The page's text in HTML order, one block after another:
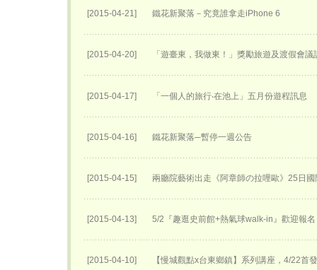
[2015-04-21] 鐵花新聚落－究竟誰拿走iPhone 6
[2015-04-20] 「遊臺東，我做東！」獎勵旅遊及渡假會議
[2015-04-17] 「一個人的旅行‧在池上」五月份遊程訊息
[2015-04-16] 鐵花新聚落─暫停一週公告
[2015-04-15] 兩廳院藝術出走《阿章師の拉哩歐》25日
[2015-04-13] 5/2『趣逛史前館+熱氣球walk-in』歡迎報
[2015-04-10] 【慢城觀點x台東鄉鎮】系列講座，4/22首